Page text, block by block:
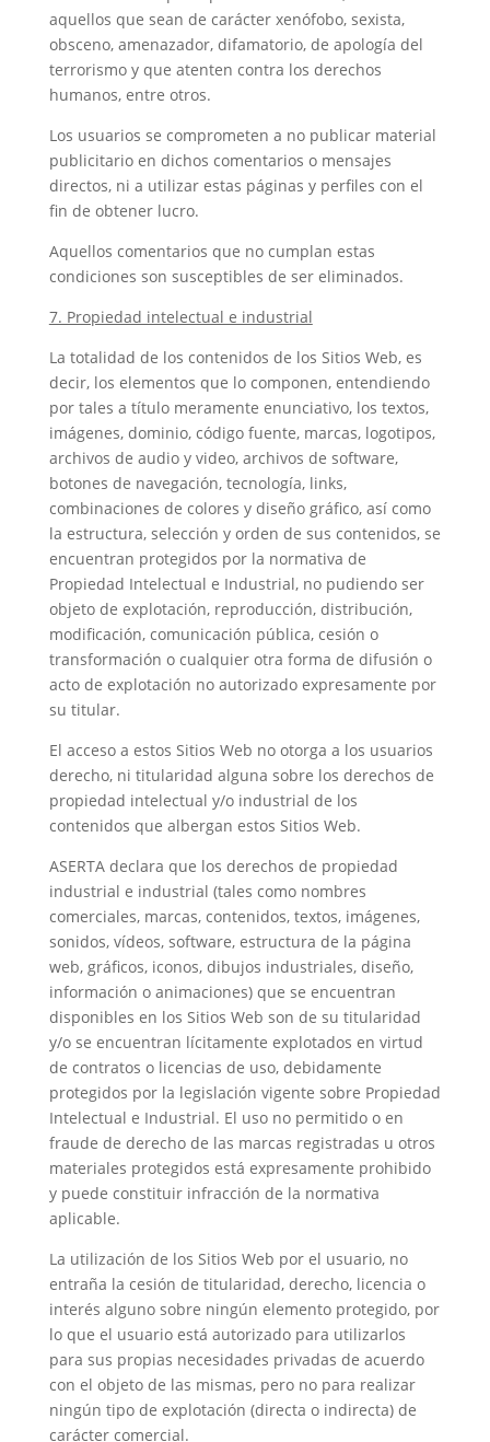
aquellos que sean de carácter xenófobo, sexista,
obsceno, amenazador, difamatorio, de apología del
terrorismo y que atenten contra los derechos
humanos, entre otros.
Los usuarios se comprometen a no publicar material
publicitario en dichos comentarios o mensajes
directos, ni a utilizar estas páginas y perfiles con el
fin de obtener lucro.
Aquellos comentarios que no cumplan estas
condiciones son susceptibles de ser eliminados.
7. Propiedad intelectual e industrial
La totalidad de los contenidos de los Sitios Web, es
decir, los elementos que lo componen, entendiendo
por tales a título meramente enunciativo, los textos,
imágenes, dominio, código fuente, marcas, logotipos,
archivos de audio y video, archivos de software,
botones de navegación, tecnología, links,
combinaciones de colores y diseño gráfico, así como
la estructura, selección y orden de sus contenidos, se
encuentran protegidos por la normativa de
Propiedad Intelectual e Industrial, no pudiendo ser
objeto de explotación, reproducción, distribución,
modificación, comunicación pública, cesión o
transformación o cualquier otra forma de difusión o
acto de explotación no autorizado expresamente por
su titular.
El acceso a estos Sitios Web no otorga a los usuarios
derecho, ni titularidad alguna sobre los derechos de
propiedad intelectual y/o industrial de los
contenidos que albergan estos Sitios Web.
ASERTA declara que los derechos de propiedad
industrial e industrial (tales como nombres
comerciales, marcas, contenidos, textos, imágenes,
sonidos, vídeos, software, estructura de la página
web, gráficos, iconos, dibujos industriales, diseño,
información o animaciones) que se encuentran
disponibles en los Sitios Web son de su titularidad
y/o se encuentran lícitamente explotados en virtud
de contratos o licencias de uso, debidamente
protegidos por la legislación vigente sobre Propiedad
Intelectual e Industrial. El uso no permitido o en
fraude de derecho de las marcas registradas u otros
materiales protegidos está expresamente prohibido
y puede constituir infracción de la normativa
aplicable.
La utilización de los Sitios Web por el usuario, no
entraña la cesión de titularidad, derecho, licencia o
interés alguno sobre ningún elemento protegido, por
lo que el usuario está autorizado para utilizarlos
para sus propias necesidades privadas de acuerdo
con el objeto de las mismas, pero no para realizar
ningún tipo de explotación (directa o indirecta) de
carácter comercial.